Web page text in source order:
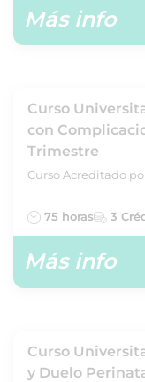
Más info
Curso
con
Trimestre
Curso Acreditado
75 horas 3
Más info
Curso
y Duelo